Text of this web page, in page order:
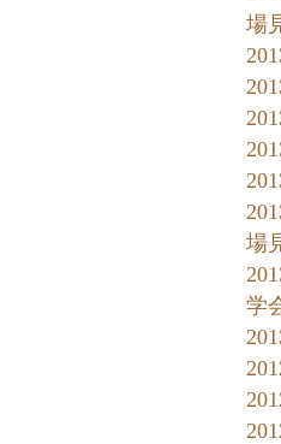
場
場
学